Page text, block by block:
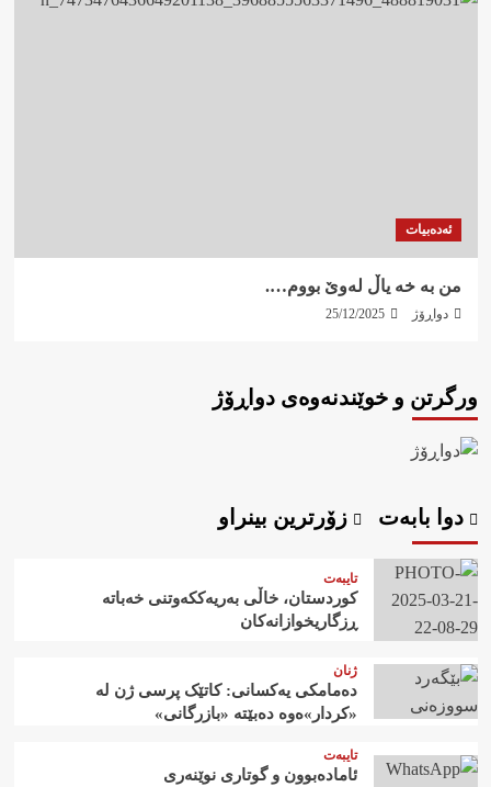
ئەدەبیات
من بە خە یاڵ لەوێ بووم….
دواڕۆژ 25/12/2025
ورگرتن و خوێندنەوەی دواڕۆژ
دوا بابەت زۆرترین بینراو
تایبەت
کوردستان، خاڵی بەریەککەوتنی خەباتە
ڕزگاریخوازانەکان
ژنان
دەمامکی یەکسانی: کاتێک پرسی ژن لە
«کردار»ەوە دەبێتە «بازرگانی»
تایبەت
ئامادەبوون و گوتاری نوێنەری